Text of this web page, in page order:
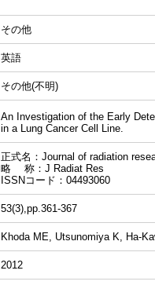
その他
英語
その他(不明)
An Investigation of the Early
in a Lung Cancer Cell Line.
正式名：Journal of radiation
略 称：J Radiat Res
ISSNコード：04493060
53(3),pp.361-367
Khoda ME, Utsunomiya K, Ha-
2012